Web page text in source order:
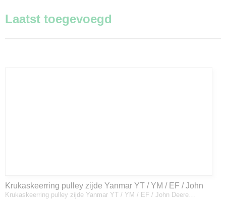
Laatst toegevoegd
Krukaskeerring pulley zijde Yanmar YT / YM / EF / John
Deere - 119934-01800
Krukaskeerring pulley zijde Yanmar YT / YM / EF / John Deere…